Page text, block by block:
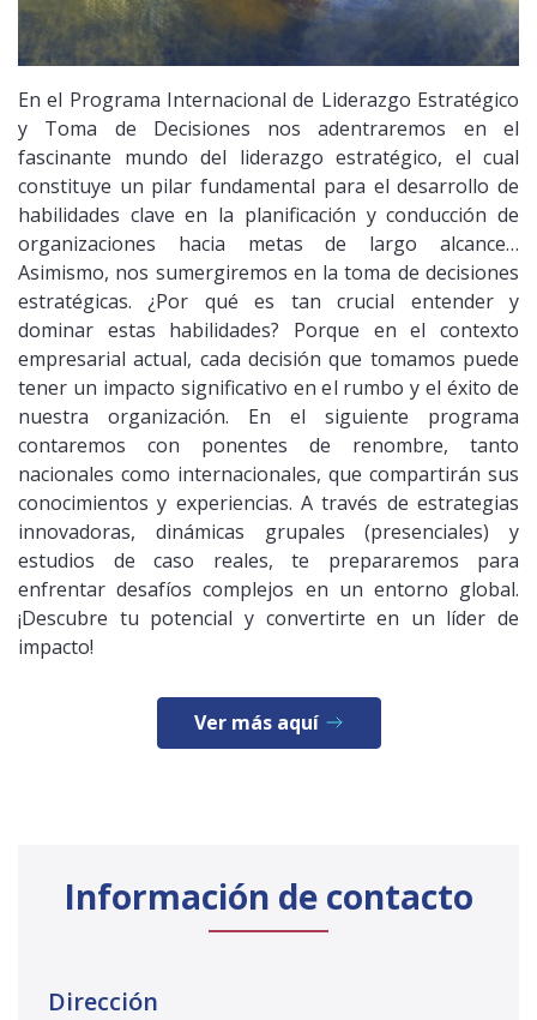
En el Programa Internacional de Liderazgo Estratégico
y Toma de Decisiones nos adentraremos en el
fascinante mundo del liderazgo estratégico, el cual
constituye un pilar fundamental para el desarrollo de
habilidades clave en la planificación y conducción de
organizaciones hacia metas de largo alcance…
Asimismo, nos sumergiremos en la toma de decisiones
estratégicas. ¿Por qué es tan crucial entender y
dominar estas habilidades? Porque en el contexto
empresarial actual, cada decisión que tomamos puede
tener un impacto significativo en el rumbo y el éxito de
nuestra organización. En el siguiente programa
contaremos con ponentes de renombre, tanto
nacionales como internacionales, que compartirán sus
conocimientos y experiencias. A través de estrategias
innovadoras, dinámicas grupales (presenciales) y
estudios de caso reales, te prepararemos para
enfrentar desafíos complejos en un entorno global.
¡Descubre tu potencial y convertirte en un líder de
impacto!
Ver más aquí
Información de contacto
Dirección